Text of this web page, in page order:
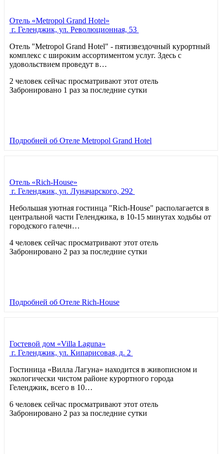
Отель «Metropol Grand Hotel»
г. Геленджик, ул. Революционная, 53
Отель "Metropol Grand Hotel" - пятизвездочный курортный
комплекс с широким ассортиментом услуг. Здесь с
удовольствием проведут в…
2 человек сейчас просматривают этот отель
Забронировано 1 раз за последние сутки
Подробней об Отеле Metropol Grand Hotel
Отель «Rich-House»
г. Геленджик, ул. Луначарского, 292
Небольшая уютная гостинца "Rich-House" располагается в
центральной части Геленджика, в 10-15 минутах ходьбы от
городского галечн…
4 человек сейчас просматривают этот отель
Забронировано 2 раз за последние сутки
Подробней об Отеле Rich-House
Гостевой дом «Villa Laguna»
г. Геленджик, ул. Кипарисовая, д. 2
Гостиница «Вилла Лагуна» находится в живописном и
экологически чистом районе курортного города
Геленджик, всего в 10…
6 человек сейчас просматривают этот отель
Забронировано 2 раз за последние сутки